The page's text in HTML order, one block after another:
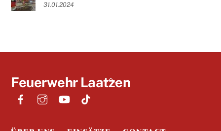
31.01.2024
Back
Feuerwehr Laatzen